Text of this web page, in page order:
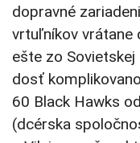
dopravné
vrtuľníkov vrátane
ešte zo
dosť
60 Black Hawks
(dcérska